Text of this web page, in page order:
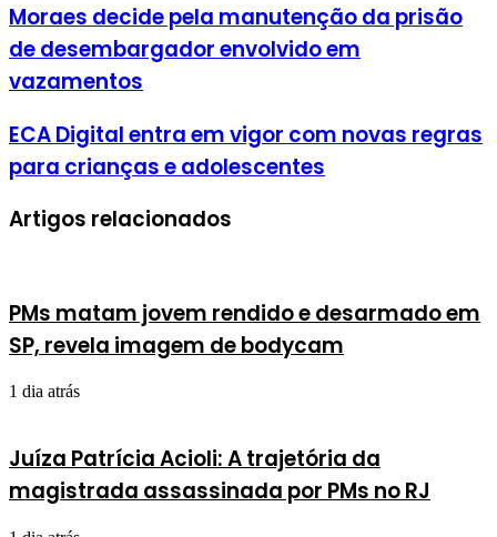
Moraes decide pela manutenção da prisão
de desembargador envolvido em
vazamentos
ECA Digital entra em vigor com novas regras
para crianças e adolescentes
Artigos relacionados
PMs matam jovem rendido e desarmado em
SP, revela imagem de bodycam
1 dia atrás
Juíza Patrícia Acioli: A trajetória da
magistrada assassinada por PMs no RJ